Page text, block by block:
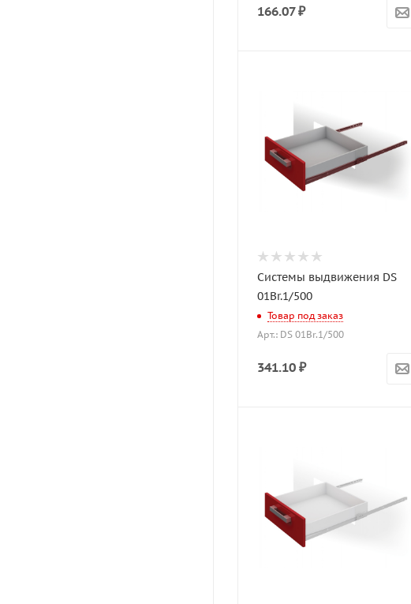
166.07₽
Системы выдвижения DS
01Br.1/500
Товар под заказ
Арт.: DS 01Br.1/500
341.10 ₽